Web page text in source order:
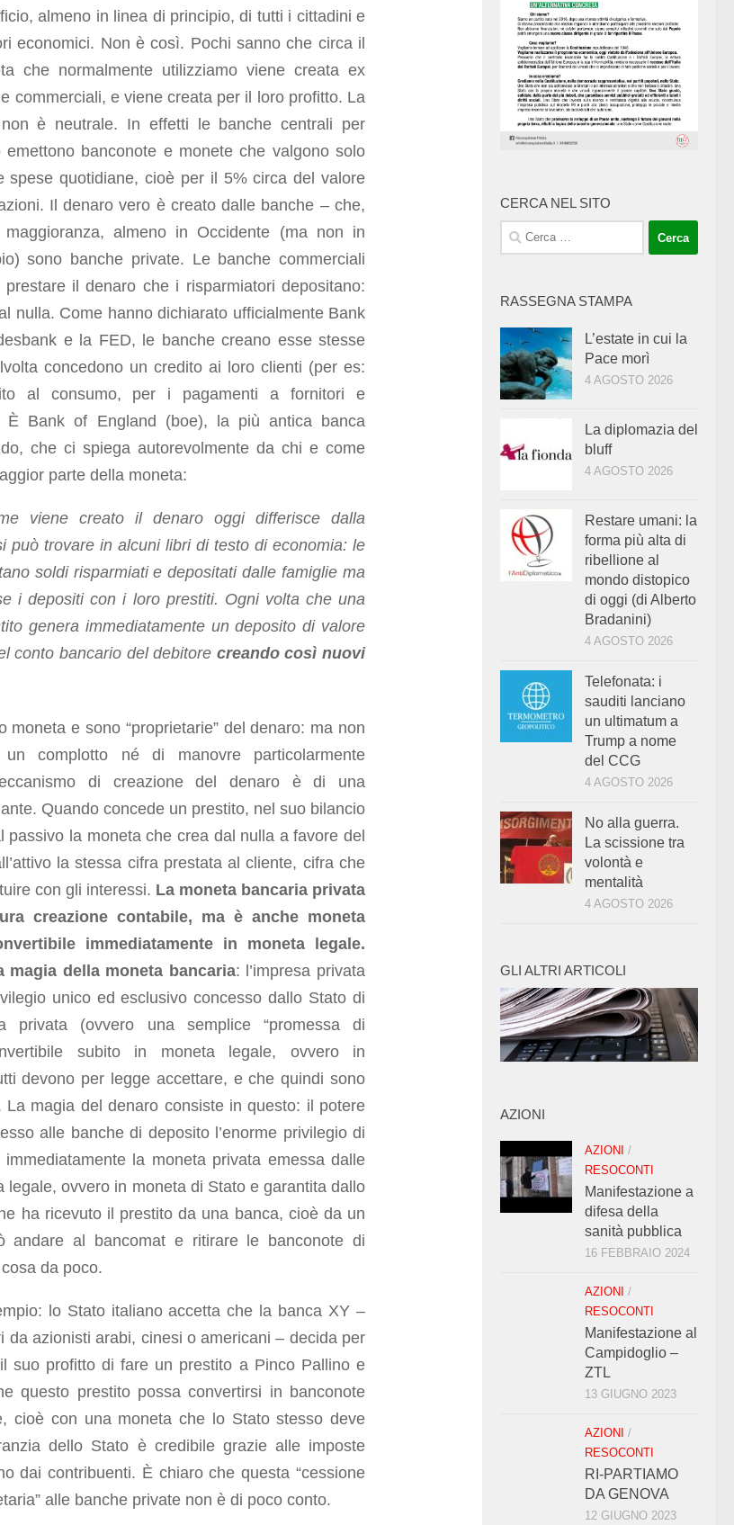
almeno in linea di principio, di tutti i cittadini e
economici. Non è così. Pochi sanno che circa il
che normalmente utilizziamo viene creata ex
commerciali, e viene creata per il loro profitto. La
è neutrale. In effetti le banche centrali per
banconote e monete che valgono solo
spese quotidiane, cioè per il 5% circa del valore
Il denaro vero è creato dalle banche – che,
maggioranza, almeno in Occidente (ma non in
sono banche private. Le banche commerciali
il denaro che i risparmiatori depositano:
nulla. Come hanno dichiarato ufficialmente Bank
e la FED, le banche creano esse stesse
concedono un credito ai loro clienti (per es:
al consumo, per i pagamenti a fornitori e
È Bank of England (boe), la più antica banca
che ci spiega autorevolmente da chi e come
parte della moneta:
viene creato il denaro oggi differisce dalla
può trovare in alcuni libri di testo di economia: le
soldi risparmiati e depositati dalle famiglie ma
i depositi con i loro prestiti. Ogni volta che una
genera immediatamente un deposito di valore
conto bancario del debitore creando così nuovi
moneta e sono “proprietarie” del denaro: ma non
complotto né di manovre particolarmente
di creazione del denaro è di una
Quando concede un prestito, nel suo bilancio
passivo la moneta che crea dal nulla a favore del
la stessa cifra prestata al cliente, cifra che
con gli interessi. La moneta bancaria privata
creazione contabile, ma è anche moneta
immediatamente in moneta legale.
magia della moneta bancaria: l’impresa privata
unico ed esclusivo concesso dallo Stato di
privata (ovvero una semplice “promessa di
subito in moneta legale, ovvero in
devono per legge accettare, e che quindi sono
La magia del denaro consiste in questo: il potere
alle banche di deposito l’enorme privilegio di
immediatamente la moneta privata emessa dalle
legale, ovvero in moneta di Stato e garantita dallo
ha ricevuto il prestito da una banca, cioè da un
andare al bancomat e ritirare le banconote di
da poco.
lo Stato italiano accetta che la banca XY –
da azionisti arabi, cinesi o americani – decida per
suo profitto di fare un prestito a Pinco Pallino e
questo prestito possa convertirsi in banconote
cioè con una moneta che lo Stato stesso deve
dello Stato è credibile grazie alle imposte
dai contribuenti. È chiaro che questa “cessione
alle banche private non è di poco conto.
CERCA NEL SITO
Ricerca
per:
RASSEGNA STAMPA
L’estate in cui la
Pace morì
4 AGOSTO 2026
La diplomazia del
bluff
4 AGOSTO 2026
Restare umani: la
forma più alta di
ribellione al
mondo distopico
di oggi (di Alberto
Bradanini)
4 AGOSTO 2026
Telefonata: i
sauditi lanciano
un ultimatum a
Trump a nome
del CCG
4 AGOSTO 2026
No alla guerra.
La scissione tra
volontà e
mentalità
4 AGOSTO 2026
GLI ALTRI ARTICOLI
AZIONI
AZIONI /
RESOCONTI
Manifestazione a
difesa della
sanità pubblica
16 FEBBRAIO 2024
AZIONI /
RESOCONTI
Manifestazione al
Campidoglio –
ZTL
13 GIUGNO 2023
AZIONI /
RESOCONTI
RI-PARTIAMO
DA GENOVA
12 GIUGNO 2023